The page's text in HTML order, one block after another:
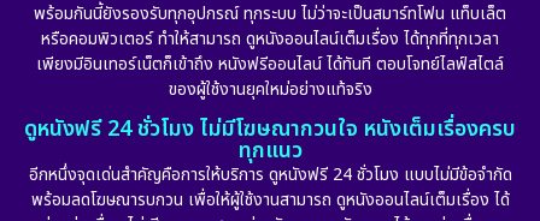
พร้อมกันนี้ยังรองรับทุกอุปกรณ์ ทุกระบบ ไม่ว่าจะเป็นสมาร์ทโฟน แท็บเล็ต
หรือคอมพิวเตอร์ ทำให้สามารถ ดูหนังออนไลน์เต็มเรื่อง ได้ทุกที่ทุกเวลา
เพียงมีอินเทอร์เน็ตก็เข้าถึง หนังฟรีออนไลน์ ได้ทันที ตอบโจทย์ไลฟ์สไตล์
ของผู้ใช้งานยุคใหม่อย่างแท้จริง
ดูหนังฟรี 24 ชั่วโมง ไม่มีโฆษณากวนใจ หนังเต็มเรื่องครบ
ทุกแนว
อีกหนึ่งจุดเด่นสำคัญคือการให้บริการ ดูหนังฟรี 24 ชั่วโมง แบบไม่มีข้อจำกัด
พร้อมลดโฆษณารบกวน เพื่อให้ผู้ใช้งานสามารถ ดูหนังออนไลน์เต็มเรื่อง ได้